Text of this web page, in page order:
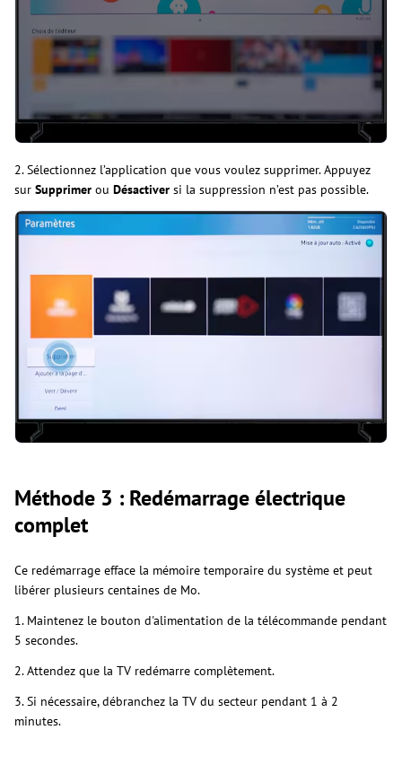
2. Sélectionnez l’application que vous voulez supprimer. Appuyez
sur Supprimer ou Désactiver si la suppression n’est pas possible.
Méthode 3 : Redémarrage électrique
complet
Ce redémarrage efface la mémoire temporaire du système et peut
libérer plusieurs centaines de Mo.
1. Maintenez le bouton d'alimentation de la télécommande pendant
5 secondes.
2. Attendez que la TV redémarre complètement.
3. Si nécessaire, débranchez la TV du secteur pendant 1 à 2
minutes.